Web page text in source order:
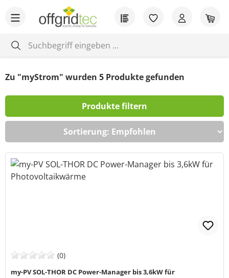
Zum Hauptinhalt springen Du hast 0
Zu "myStrom" wurden 5 Produkte gefunden
Produkte filtern
(0)
my-PV SOL-THOR DC Power-Manager bis 3,6kW für